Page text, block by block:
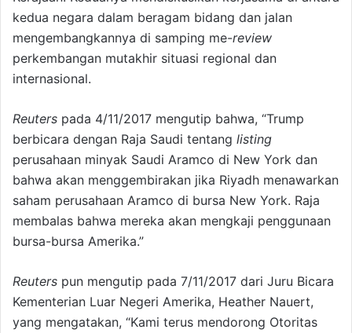
kedua negara dalam beragam bidang dan jalan
mengembangkannya di samping me-review
perkembangan mutakhir situasi regional dan
internasional.
Reuters pada 4/11/2017 mengutip bahwa, “Trump
berbicara dengan Raja Saudi tentang listing
perusahaan minyak Saudi Aramco di New York dan
bahwa akan menggembirakan jika Riyadh menawarkan
saham perusahaan Aramco di bursa New York. Raja
membalas bahwa mereka akan mengkaji penggunaan
bursa-bursa Amerika.”
Reuters pun mengutip pada 7/11/2017 dari Juru Bicara
Kementerian Luar Negeri Amerika, Heather Nauert,
yang mengatakan, “Kami terus mendorong Otoritas